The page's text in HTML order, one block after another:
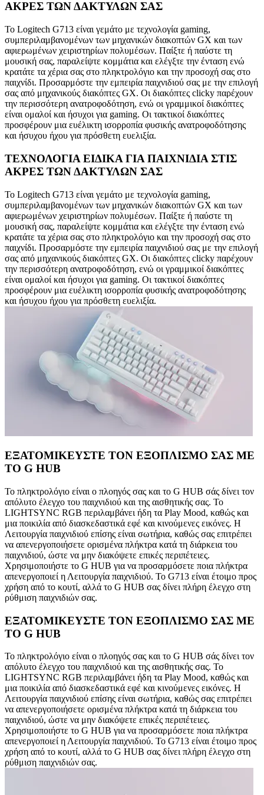
ΑΚΡΕΣ ΤΩΝ ΔΑΚΤΥΛΩΝ ΣΑΣ
Το Logitech G713 είναι γεμάτο με τεχνολογία gaming,
συμπεριλαμβανομένων των μηχανικών διακοπτών GX και των
αφιερωμένων χειριστηρίων πολυμέσων. Παίξτε ή παύστε τη
μουσική σας, παραλείψτε κομμάτια και ελέγξτε την ένταση ενώ
κρατάτε τα χέρια σας στο πληκτρολόγιο και την προσοχή σας στο
παιχνίδι. Προσαρμόστε την εμπειρία παιχνιδιού σας με την επιλογή
σας από μηχανικούς διακόπτες GX. Οι διακόπτες clicky παρέχουν
την περισσότερη ανατροφοδότηση, ενώ οι γραμμικοί διακόπτες
είναι ομαλοί και ήσυχοι για gaming. Οι τακτικοί διακόπτες
προσφέρουν μια ευέλικτη ισορροπία φυσικής ανατροφοδότησης
και ήσυχου ήχου για πρόσθετη ευελιξία.
ΤΕΧΝΟΛΟΓΙΑ ΕΙΔΙΚΑ ΓΙΑ ΠΑΙΧΝΙΔΙΑ ΣΤΙΣ
ΑΚΡΕΣ ΤΩΝ ΔΑΚΤΥΛΩΝ ΣΑΣ
Το Logitech G713 είναι γεμάτο με τεχνολογία gaming,
συμπεριλαμβανομένων των μηχανικών διακοπτών GX και των
αφιερωμένων χειριστηρίων πολυμέσων. Παίξτε ή παύστε τη
μουσική σας, παραλείψτε κομμάτια και ελέγξτε την ένταση ενώ
κρατάτε τα χέρια σας στο πληκτρολόγιο και την προσοχή σας στο
παιχνίδι. Προσαρμόστε την εμπειρία παιχνιδιού σας με την επιλογή
σας από μηχανικούς διακόπτες GX. Οι διακόπτες clicky παρέχουν
την περισσότερη ανατροφοδότηση, ενώ οι γραμμικοί διακόπτες
είναι ομαλοί και ήσυχοι για gaming. Οι τακτικοί διακόπτες
προσφέρουν μια ευέλικτη ισορροπία φυσικής ανατροφοδότησης
και ήσυχου ήχου για πρόσθετη ευελιξία.
ΕΞΑΤΟΜΙΚΕΥΣΤΕ ΤΟΝ ΕΞΟΠΛΙΣΜΟ ΣΑΣ ΜΕ
ΤΟ G HUB
Το πληκτρολόγιο είναι ο πλοηγός σας και το G HUB σάς δίνει τον
απόλυτο έλεγχο του παιχνιδιού και της αισθητικής σας. Το
LIGHTSYNC RGB περιλαμβάνει ήδη τα Play Mood, καθώς και
μια ποικιλία από διασκεδαστικά εφέ και κινούμενες εικόνες. Η
Λειτουργία παιχνιδιού επίσης είναι σωτήρια, καθώς σας επιτρέπει
να απενεργοποιήσετε ορισμένα πλήκτρα κατά τη διάρκεια του
παιχνιδιού, ώστε να μην διακόψετε επικές περιπέτειες.
Χρησιμοποιήστε το G HUB για να προσαρμόσετε ποια πλήκτρα
απενεργοποιεί η Λειτουργία παιχνιδιού. Το G713 είναι έτοιμο προς
χρήση από το κουτί, αλλά το G HUB σας δίνει πλήρη έλεγχο στη
ρύθμιση παιχνιδιών σας.
ΕΞΑΤΟΜΙΚΕΥΣΤΕ ΤΟΝ ΕΞΟΠΛΙΣΜΟ ΣΑΣ ΜΕ
ΤΟ G HUB
Το πληκτρολόγιο είναι ο πλοηγός σας και το G HUB σάς δίνει τον
απόλυτο έλεγχο του παιχνιδιού και της αισθητικής σας. Το
LIGHTSYNC RGB περιλαμβάνει ήδη τα Play Mood, καθώς και
μια ποικιλία από διασκεδαστικά εφέ και κινούμενες εικόνες. Η
Λειτουργία παιχνιδιού επίσης είναι σωτήρια, καθώς σας επιτρέπει
να απενεργοποιήσετε ορισμένα πλήκτρα κατά τη διάρκεια του
παιχνιδιού, ώστε να μην διακόψετε επικές περιπέτειες.
Χρησιμοποιήστε το G HUB για να προσαρμόσετε ποια πλήκτρα
απενεργοποιεί η Λειτουργία παιχνιδιού. Το G713 είναι έτοιμο προς
χρήση από το κουτί, αλλά το G HUB σας δίνει πλήρη έλεγχο στη
ρύθμιση παιχνιδιών σας.